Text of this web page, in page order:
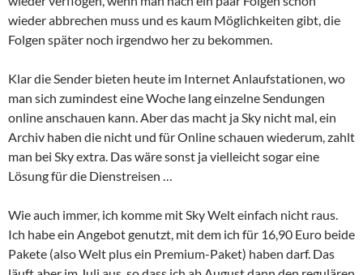
wieder abbrechen muss und es kaum Möglichkeiten gibt, die
Folgen später noch irgendwo her zu bekommen.
Klar die Sender bieten heute im Internet Anlaufstationen, wo
man sich zumindest eine Woche lang einzelne Sendungen
online anschauen kann. Aber das macht ja Sky nicht mal, ein
Archiv haben die nicht und für Online schauen wiederum, zahlt
man bei Sky extra. Das wäre sonst ja vielleicht sogar eine
Lösung für die Dienstreisen …
Wie auch immer, ich komme mit Sky Welt einfach nicht raus.
Ich habe ein Angebot genutzt, mit dem ich für 16,90 Euro beide
Pakete (also Welt plus ein Premium-Paket) haben darf. Das